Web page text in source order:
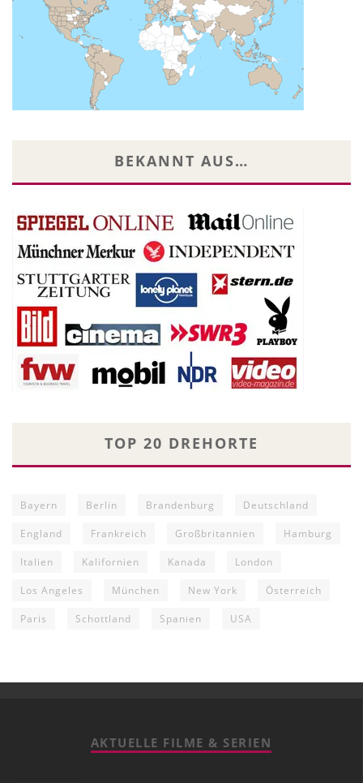
BEKANNT AUS…
TOP 20 DREHORTE
Bayern Berlin Brandenburg Deutschland
England Frankreich Großbritannien Hamburg
Italien Kalifornien Kanada London
Los Angeles München New York Österreich
Paris Schottland Spanien USA
AKTUELLE FILME & SERIEN